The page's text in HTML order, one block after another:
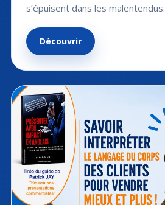
s’épuisent dans les malentendus.
Découvrir